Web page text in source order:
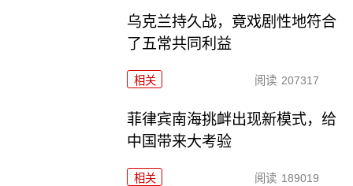
乌克兰持久战，竟戏剧性地符合
了五常共同利益
相关 阅读 207317
菲律宾南海挑衅出现新模式，给
中国带来大考验
相关 阅读 189019